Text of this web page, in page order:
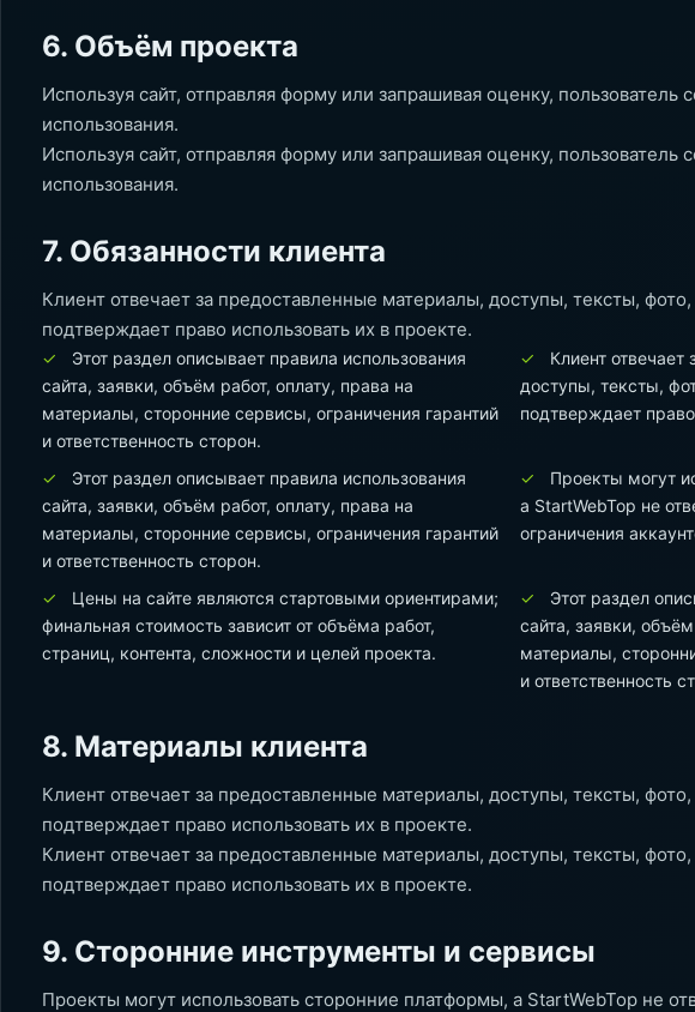
6. Объём проекта
Используя сайт, отправляя форму или запрашивая оценку, пользователь
использования.
Используя сайт, отправляя форму или запрашивая оценку, пользователь
использования.
7. Обязанности клиента
Клиент отвечает за предоставленные материалы, доступы, тексты,
подтверждает право использовать их в проекте.
Этот раздел описывает правила использования
сайта, заявки, объём работ, оплату, права на
материалы, сторонние сервисы, ограничения гарантий
и ответственность сторон.
Клиент
доступы, тексты,
подтверждает
Этот раздел описывает правила использования
сайта, заявки, объём работ, оплату, права на
материалы, сторонние сервисы, ограничения гарантий
и ответственность сторон.
Проекты могут
а StartWebTop не
ограничения
Цены на сайте являются стартовыми ориентирами;
финальная стоимость зависит от объёма работ,
страниц, контента, сложности и целей проекта.
Этот раздел
сайта, заявки,
материалы,
и ответственность
8. Материалы клиента
Клиент отвечает за предоставленные материалы, доступы, тексты,
подтверждает право использовать их в проекте.
Клиент отвечает за предоставленные материалы, доступы, тексты,
подтверждает право использовать их в проекте.
9. Сторонние инструменты и сервисы
Проекты могут использовать сторонние платформы, а StartWebTop не